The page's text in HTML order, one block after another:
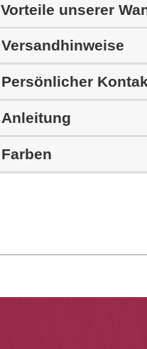
Vorteile unserer
Versandhinweise
Persönlicher
Anleitung
Farben